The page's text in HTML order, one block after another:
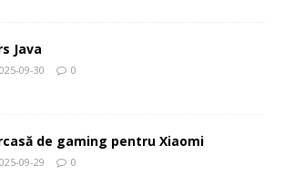
Java
09-30 0
de gaming pentru Xiaomi
09-29 0